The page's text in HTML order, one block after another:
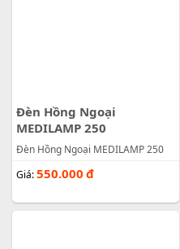
Đèn Hồng Ngoại
MEDILAMP 250
Đèn Hồng Ngoại MEDILAMP 250
Giá:550.000 đ